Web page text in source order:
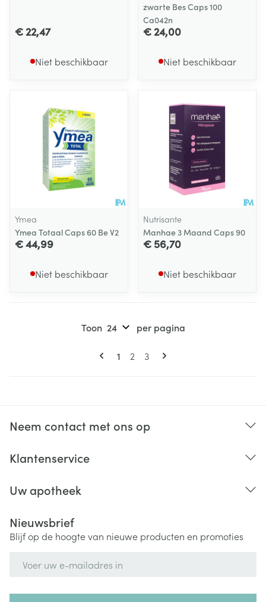
€ 22,47
Niet beschikbaar
zwarte Bes Caps 100
Ca042n
€ 24,00
Niet beschikbaar
Ymea
Ymea Totaal Caps 60 Be V2
€ 44,99
Niet beschikbaar
Nutrisante
Manhae 3 Maand Caps 90
€ 56,70
Niet beschikbaar
Pagina's
U lees momenteel pagina
1 Pagina
2 Pagina
3
Toon per pagina
Neem contact met ons op
Klantenservice
Uw apotheek
Nieuwsbrief
Blijf op de hoogte van nieuwe producten en promoties